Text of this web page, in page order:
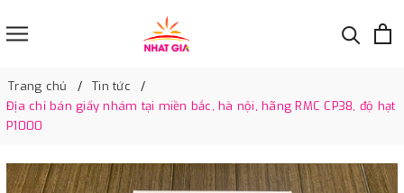
Trang chủ
Tin tức
Địa chỉ bán giấy nhám tại miền bắc, hà nội, hãng RMC CP38, độ hạt
P1000